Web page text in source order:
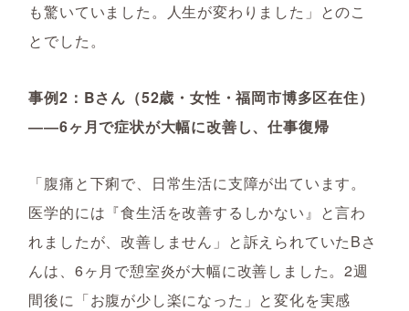
も驚いていました。人生が変わりました」とのこ
とでした。
事例2：Bさん（52歳・女性・福岡市博多区在住）
――6ヶ月で症状が大幅に改善し、仕事復帰
「腹痛と下痢で、日常生活に支障が出ています。
医学的には『食生活を改善するしかない』と言わ
れましたが、改善しません」と訴えられていたBさ
んは、6ヶ月で憩室炎が大幅に改善しました。2週
間後に「お腹が少し楽になった」と変化を実感